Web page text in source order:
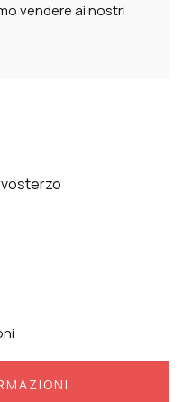
vendere ai nostri